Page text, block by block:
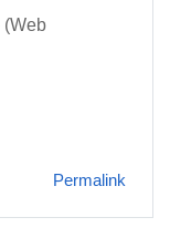
(Web
Permalink